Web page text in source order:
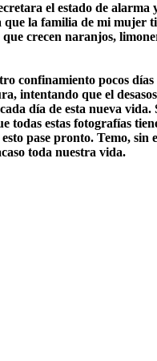
el estado de
que la familia de mi mujer
crecen naranjos,
confinamiento pocos
intentando que el
día de esta nueva
todas estas fotografías
pase pronto. Temo,
toda nuestra vida.